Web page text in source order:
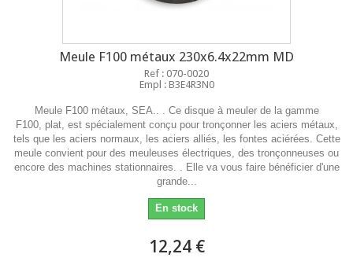
Meule F100 métaux 230x6.4x22mm MD
Ref : 070-0020
Empl : B3E4R3N0
Meule F100 métaux, SEA.. . Ce disque à meuler de la gamme
F100, plat, est spécialement conçu pour tronçonner les aciers métaux,
tels que les aciers normaux, les aciers alliés, les fontes aciérées. Cette
meule convient pour des meuleuses électriques, des tronçonneuses ou
encore des machines stationnaires. . Elle va vous faire bénéficier d'une
grande...
En stock
12,24 €